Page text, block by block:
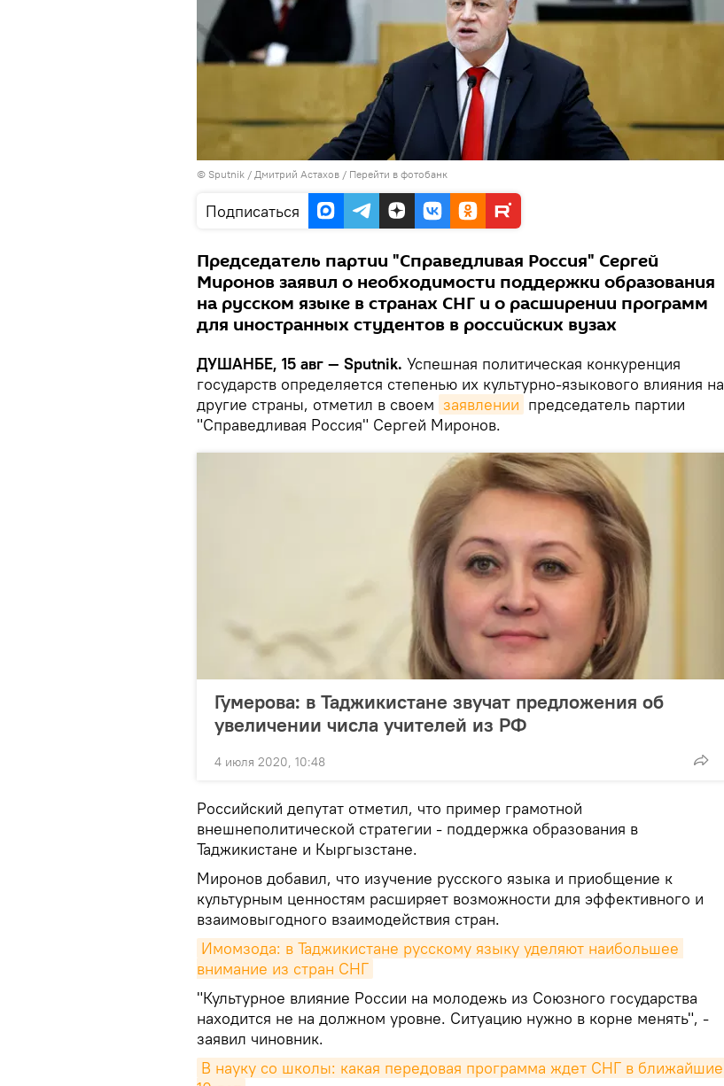
© Sputnik / Дмитрий Астахов / Перейти в фотобанк
Подписаться
Председатель партии "Справедливая Россия" Сергей
Миронов заявил о необходимости поддержки образования
на русском языке в странах СНГ и о расширении программ
для иностранных студентов в российских вузах
ДУШАНБЕ, 15 авг — Sputnik. Успешная политическая конкуренция
государств определяется степенью их культурно-языкового влияния на
другие страны, отметил в своем заявлении председатель партии
"Справедливая Россия" Сергей Миронов.
Гумерова: в Таджикистане звучат предложения об
увеличении числа учителей из РФ
4 июля 2020, 10:48
Российский депутат отметил, что пример грамотной
внешнеполитической стратегии - поддержка образования в
Таджикистане и Кыргызстане.
Миронов добавил, что изучение русского языка и приобщение к
культурным ценностям расширяет возможности для эффективного и
взаимовыгодного взаимодействия стран.
Имомзода: в Таджикистане русскому языку уделяют наибольшее
внимание из стран СНГ
"Культурное влияние России на молодежь из Союзного государства
находится не на должном уровне. Ситуацию нужно в корне менять", -
заявил чиновник.
В науку со школы: какая передовая программа ждет СНГ в ближайшие